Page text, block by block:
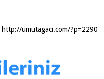
http://umutagaci.com/?p=2290